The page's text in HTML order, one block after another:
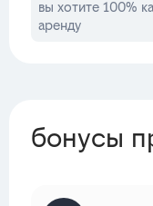
вы хотите 100%
аренду
бонусы